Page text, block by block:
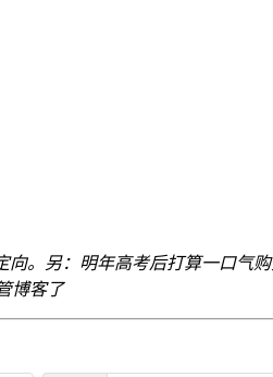
向。另：明年高考后打算一口气
博客了